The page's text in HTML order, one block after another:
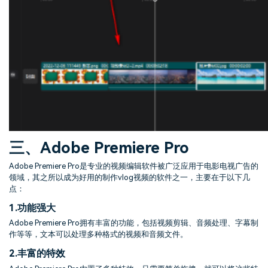
三、Adobe Premiere Pro
Adobe Premiere Pro是专业的视频编辑软件被广泛应用于电影电视广告的
领域，其之所以成为好用的制作vlog视频的软件之一，主要在于以下几
点：
1.功能强大
Adobe Premiere Pro拥有丰富的功能，包括视频剪辑、音频处理、字幕制
作等等，文本可以处理多种格式的视频和音频文件。
2.丰富的特效